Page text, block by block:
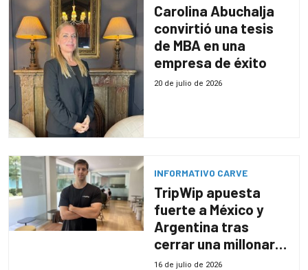
Carolina Abuchalja
convirtió una tesis
de MBA en una
empresa de éxito
20 de julio de 2026
INFORMATIVO CARVE
TripWip apuesta
fuerte a México y
Argentina tras
cerrar una millonaria
ronda de inversión
16 de julio de 2026